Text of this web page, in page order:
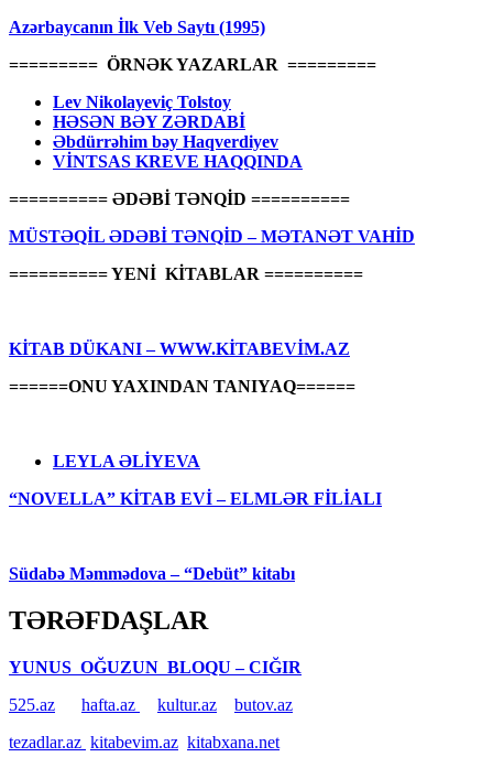
Azərbaycanın İlk Veb Saytı (1995)
========= ÖRNƏK YAZARLAR =========
Lev Nikolayeviç Tolstoy
HƏSƏN BƏY ZƏRDABİ
Əbdürrəhim bəy Haqverdiyev
VİNTSAS KREVE HAQQINDA
========== ƏDƏBİ TƏNQİD ==========
MÜSTƏQİL ƏDƏBİ TƏNQİD – MƏTANƏT VAHİD
========== YENİ KİTABLAR ==========
KİTAB DÜKANI – WWW.KİTABEVİM.AZ
======ONU YAXINDAN TANIYAQ======
LEYLA ƏLİYEVA
“NOVELLA” KİTAB EVİ – ELMLƏR FİLİALI
Südabə Məmmədova – “Debüt” kitabı
TƏRƏFDAŞLAR
YUNUS OĞUZUN BLOQU – CIĞIR
525.az
hafta.az kultur.az
butov.az
tezadlar.az kitabevim.az kitabxana.net